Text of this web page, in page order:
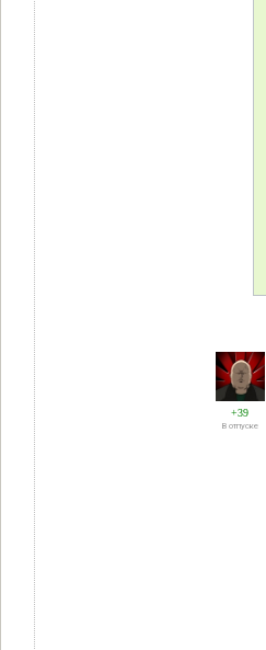
+39
В отпуске